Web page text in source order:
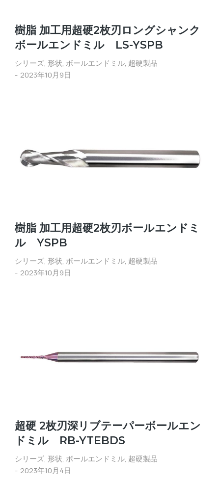
樹脂 加工用超硬2枚刃ロングシャンク
ボールエンドミル LS-YSPB
シリーズ, 形状, ボールエンドミル, 超硬製品
2023年10月9日
樹脂 加工用超硬2枚刃ボールエンドミ
ル YSPB
シリーズ, 形状, ボールエンドミル, 超硬製品
2023年10月9日
超硬 2枚刃深リブテーパーボールエン
ドミル RB-YTEBDS
シリーズ, 形状, ボールエンドミル, 超硬製品
2023年10月4日